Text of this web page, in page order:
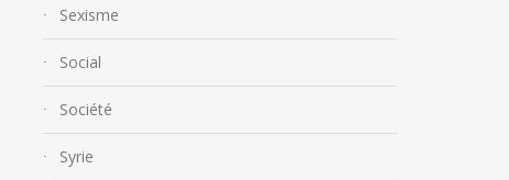
Sexisme
Social
Société
Syrie